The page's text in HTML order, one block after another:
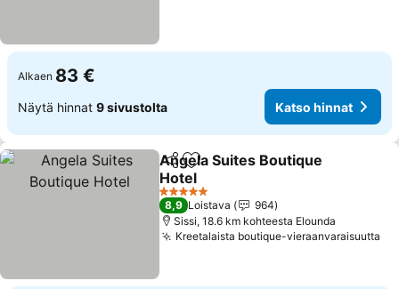
Alkaen 83 €
Näytä hinnat 9 sivustolta Katso hinnat
Jaa Lisää suosikkeihin
Angela Suites Boutique
Hotel
5 Tähtiluokitus
8,9 Loistava
964
Sissi, 18.6 km kohteesta Elounda
Kreetalaista boutique-vieraanvaraisuutta